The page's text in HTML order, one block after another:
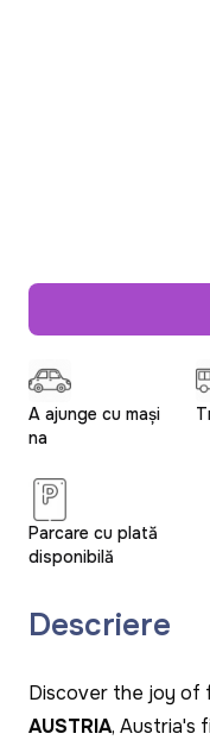
A ajunge cu mași
na
Parcare cu plată
disponibilă
Descriere
Discover the joy of
AUSTRIA, Austria's